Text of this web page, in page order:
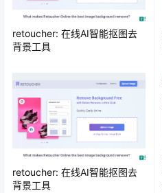
retoucher: 在线AI智能抠图去
背景工具
retoucher: 在线AI智能抠图去
背景工具